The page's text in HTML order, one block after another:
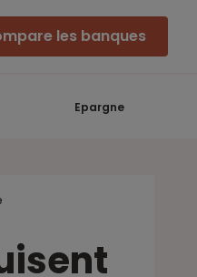
les banques
Epargne